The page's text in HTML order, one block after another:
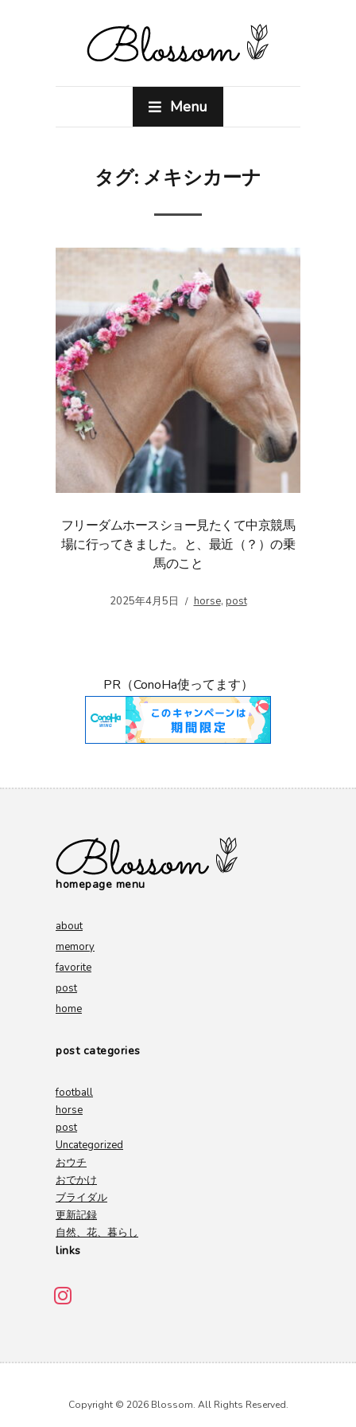
Menu
タグ: メキシカーナ
フリーダムホースショー見たくて中京競馬
場に行ってきました。と、最近（？）の乗
馬のこと
2025年4月5日 horse, post
PR（ConoHa使ってます）
homepage menu
about
memory
favorite
post
home
post categories
football
horse
post
Uncategorized
おウチ
おでかけ
ブライダル
更新記録
自然、花、暮らし
links
Copyright © 2026 Blossom. All Rights Reserved.